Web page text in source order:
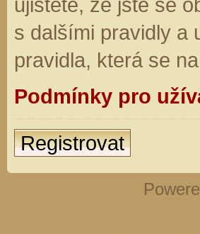
s dalšími pravidly a
pravidla, která se
Podmínky pro
Registrovat